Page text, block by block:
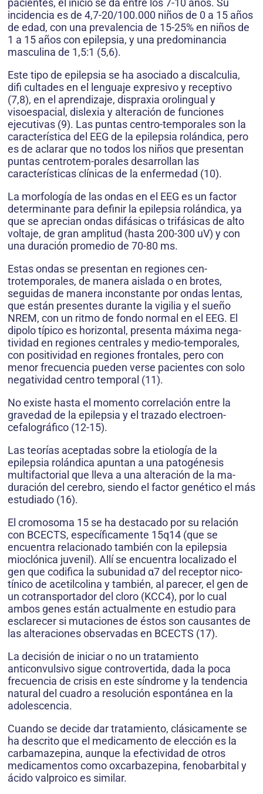
pacientes, el inicio se da entre los 7-10 años. Su
incidencia es de 4,7-20/100.000 niños de 0 a 15 años
de edad, con una prevalencia de 15-25% en niños de
1 a 15 años con epilepsia, y una predominancia
masculina de 1,5:1 (5,6).
Este tipo de epilepsia se ha asociado a discalculia,
difi cultades en el lenguaje expresivo y receptivo
(7,8), en el aprendizaje, dispraxia orolingual y
visoespacial, dislexia y alteración de funciones
ejecutivas (9). Las puntas centro-temporales son la
característica del EEG de la epilepsia rolándica, pero
es de aclarar que no todos los niños que presentan
puntas centrotem-porales desarrollan las
características clínicas de la enfermedad (10).
La morfología de las ondas en el EEG es un factor
determinante para definir la epilepsia rolándica, ya
que se aprecian ondas difásicas o trifásicas de alto
voltaje, de gran amplitud (hasta 200-300 uV) y con
una duración promedio de 70-80 ms.
Estas ondas se presentan en regiones cen­
trotemporales, de manera aislada o en brotes,
seguidas de manera inconstante por ondas lentas,
que están presentes durante la vigilia y el sueño
NREM, con un ritmo de fondo normal en el EEG. El
dipolo típico es horizontal, presenta máxima nega­
tividad en regiones centrales y medio-temporales,
con positividad en regiones frontales, pero con
menor frecuencia pueden verse pacientes con solo
negatividad centro temporal (11).
No existe hasta el momento correlación entre la
gravedad de la epilepsia y el trazado electroen­
cefalográfico (12-15).
Las teorías aceptadas sobre la etiología de la
epilepsia rolándica apuntan a una patogénesis
multifactorial que lleva a una alteración de la ma­
duración del cerebro, siendo el factor genético el más
estudiado (16).
El cromosoma 15 se ha destacado por su re­lación
con BCECTS, específicamente 15q14 (que se
encuentra relacionado también con la epilepsia
mioclónica juvenil). Allí se encuentra localizado el
gen que codifica la subunidad α7 del receptor nico­
tínico de acetilcolina y también, al parecer, el gen de
un cotransportador del cloro (KCC4), por lo cual
ambos genes están actualmente en estudio para
esclarecer si mutaciones de éstos son causantes de
las alteraciones observadas en BCECTS (17).
La decisión de iniciar o no un tratamiento
anticonvulsivo sigue controvertida, dada la poca
frecuencia de crisis en este síndrome y la tendencia
natural del cuadro a resolución espontánea en la
adolescencia.
Cuando se decide dar tratamiento, clásicamente se
ha descrito que el medicamento de elección es la
carbamazepina, aunque la efectividad de otros
medicamentos como oxcarbazepina, fenobarbital y
ácido valproico es similar.